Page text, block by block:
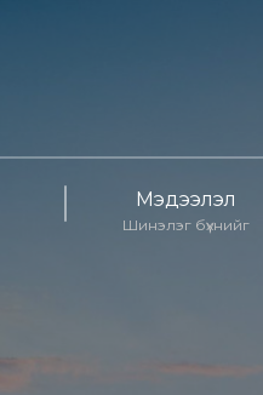
Мэдээлэл
Шинэлэг бүхнийг